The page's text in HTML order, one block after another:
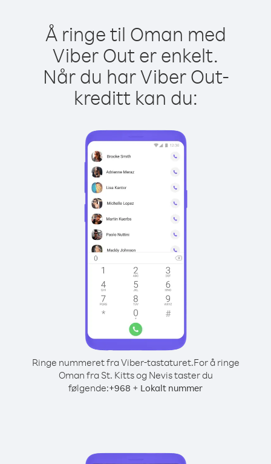
Å ringe til Oman med
Viber Out er enkelt.
Når du har Viber Out-
kreditt kan du:
Ringe nummeret fra Viber-tastaturet.For å ringe
Oman fra St. Kitts og Nevis taster du
følgende:+968 + Lokalt nummer